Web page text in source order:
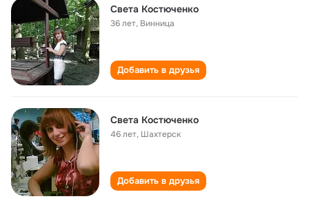
Света Костюченко
36 лет, Винница
Добавить в друзья
Света Костюченко
46 лет, Шахтерск
Добавить в друзья